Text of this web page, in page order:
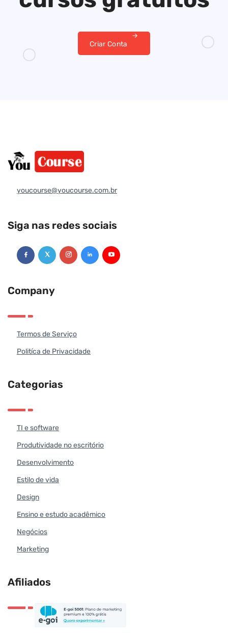
Criar Conta
youcourse@youcourse.com.br
Siga nas redes sociais
Company
Termos de Serviço
Politíca de Privacidade
Categorias
TI e software
Produtividade no escritório
Desenvolvimento
Estilo de vida
Design
Ensino e estudo acadêmico
Negócios
Marketing
Afiliados